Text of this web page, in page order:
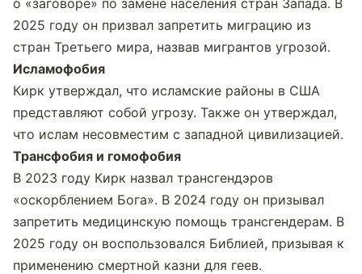
о «заговоре» по замене населения стран Запада. В
2025 году он призвал запретить миграцию из
стран Третьего мира, назвав мигрантов угрозой.
Исламофобия
Кирк утверждал, что исламские районы в США
представляют собой угрозу. Также он утверждал,
что ислам несовместим с западной цивилизацией.
Трансфобия и гомофобия
В 2023 году Кирк назвал трансгендэров
«оскорблением Бога». В 2024 году он призывал
запретить медицинскую помощь трансгендерам. В
2025 году он воспользовался Библией, призывая к
применению смертной казни для геев.